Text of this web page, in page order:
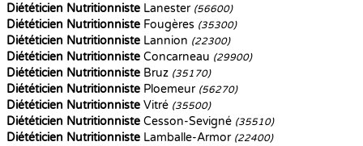
Diététicien Nutritionniste Lanester (56600)
Diététicien Nutritionniste Fougères (35300)
Diététicien Nutritionniste Lannion (22300)
Diététicien Nutritionniste Concarneau (29900)
Diététicien Nutritionniste Bruz (35170)
Diététicien Nutritionniste Ploemeur (56270)
Diététicien Nutritionniste Vitré (35500)
Diététicien Nutritionniste Cesson-Sevigné (35510)
Diététicien Nutritionniste Lamballe-Armor (22400)